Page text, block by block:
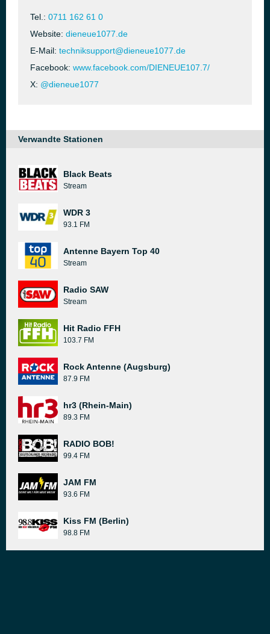
Tel.: 0711 162 61 0
Website: dieneue1077.de
E-Mail: techniksupport@dieneue1077.de
Facebook: www.facebook.com/DIENEUE107.7/
X: @dieneue1077
Verwandte Stationen
Black Beats
Stream
WDR 3
93.1 FM
Antenne Bayern Top 40
Stream
Radio SAW
Stream
Hit Radio FFH
103.7 FM
Rock Antenne (Augsburg)
87.9 FM
hr3 (Rhein-Main)
89.3 FM
RADIO BOB!
99.4 FM
JAM FM
93.6 FM
Kiss FM (Berlin)
98.8 FM